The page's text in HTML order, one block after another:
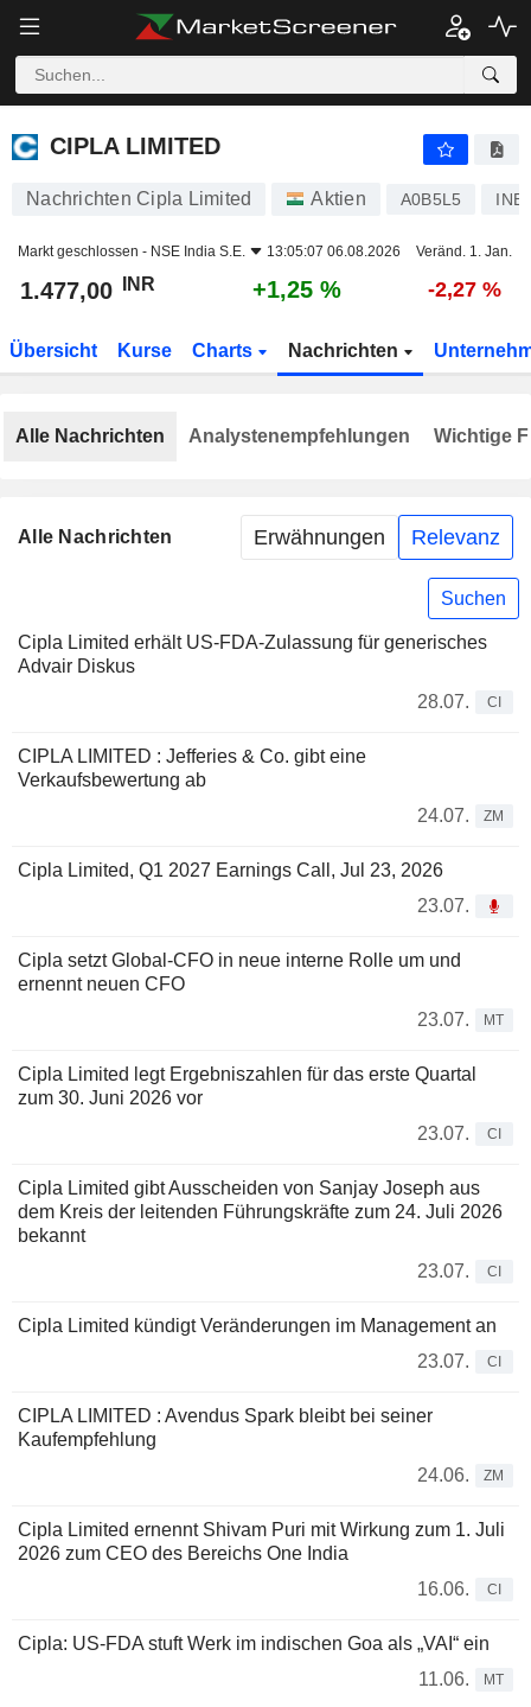
CIPLA LIMITED
CIPLA LIMITED
Nachrichten Cipla Limited Aktien A0B5L5
Markt geschlossen - NSE India S.E. 13:05:07 06.08.2026 Veränd. 1. Jan.
1.477,00 INR +1,25 % -2,27 %
Übersicht Kurse Charts Nachrichten
Alle Nachrichten Erwähnungen Relevanz
Suchen
Cipla Limited erhält US-FDA-Zulassung für generisches
Advair Diskus
28.07.
CI
CIPLA LIMITED : Jefferies & Co. gibt eine
Verkaufsbewertung ab
24.07.
ZM
Cipla Limited, Q1 2027 Earnings Call, Jul 23, 2026
23.07.
Cipla setzt Global-CFO in neue interne Rolle um und
ernennt neuen CFO
23.07.
MT
Cipla Limited legt Ergebniszahlen für das erste Quartal
zum 30. Juni 2026 vor
23.07.
CI
Cipla Limited gibt Ausscheiden von Sanjay Joseph aus
dem Kreis der leitenden Führungskräfte zum 24. Juli 2026
bekannt
23.07.
CI
Cipla Limited kündigt Veränderungen im Management an
23.07.
CI
CIPLA LIMITED : Avendus Spark bleibt bei seiner
Kaufempfehlung
24.06.
ZM
Cipla Limited ernennt Shivam Puri mit Wirkung zum 1. Juli
2026 zum CEO des Bereichs One India
16.06.
CI
Cipla: US-FDA stuft Werk im indischen Goa als „VAI“ ein
11.06.
MT
Alle Nachrichten Analystenempfehlungen Wichtige